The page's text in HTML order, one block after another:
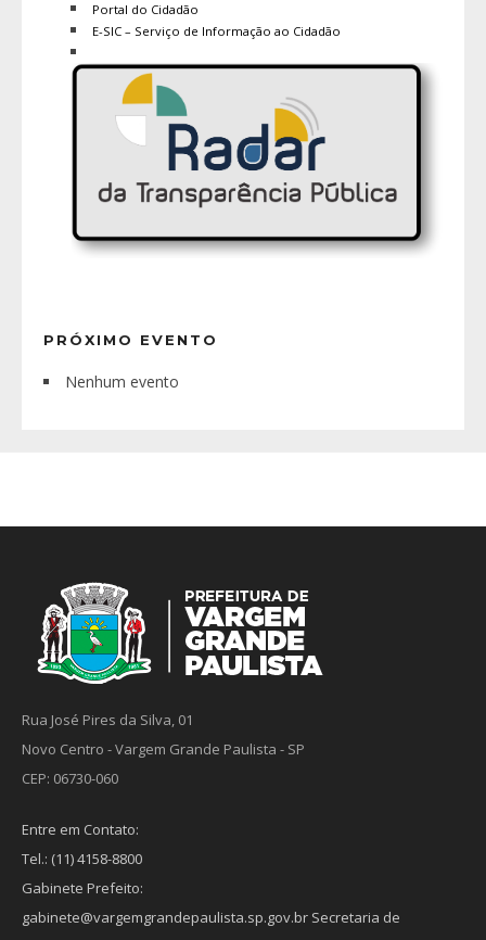
Portal do Cidadão
E-SIC – Serviço de Informação ao Cidadão
PRÓXIMO EVENTO
Nenhum evento
Rua José Pires da Silva, 01
Novo Centro - Vargem Grande Paulista - SP
CEP: 06730-060
Entre em Contato:
Tel.: (11) 4158-8800
Gabinete Prefeito:
gabinete@vargemgrandepaulista.sp.gov.br Secretaria de